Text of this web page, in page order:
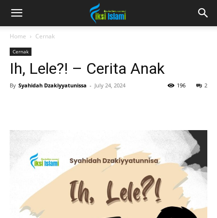
fiksiislami.com
Home Cernak
Cernak
Ih, Lele?! – Cerita Anak
By Syahidah Dzakiyyatunissa - July 24, 2024 2
196